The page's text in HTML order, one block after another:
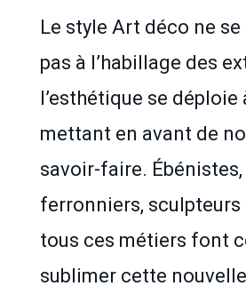
Le style Art déco ne
pas à l’habillage des
l’esthétique se déploie
mettant en avant de
savoir-faire.
ferronniers, sculpteurs
tous ces métiers font
sublimer cette